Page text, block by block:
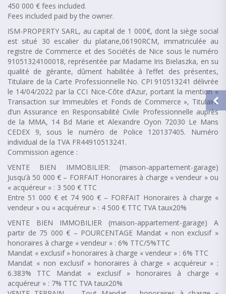
450 000 € fees included.
Fees included paid by the owner.
ISM-PROPERTY SARL, au capital de 1 000€, dont la siège social
est situé 30 escalier du platane,06190RCM, immatriculée au
registre de Commerce et des Sociétés de Nice sous le numéro
91051324100018, représentée par Madame Iris Bielaszka, en su
qualité de gérante, dûment habilitée à l’effet des présentes,
Titulaire de la Carte Professionnelle No. CPI 910513241 délivrée
le 14/04/2022 par la CCI Nice-Côte d’Azur, portant la mention «
Transaction sur Immeubles et Fonds de Commerce », Titulaire
d’un Assurance en Responsabilité Civile Professionnelle auprès
de la MMA, 14 Bd Marie et Alexandre Oyon 72030 Le Mans
CEDEX 9, sous le numéro de Police 120137405. Numéro
individual de la TVA FR44910513241.
Commission agence :
VENTE BIEN IMMOBILIER: (maison-appartement-garage)
Jusqu’à 50 000 € – FORFAIT Honoraires à charge « vendeur » ou
« acquéreur » : 3 500 € TTC
Entre 51 000 € et 74 900 € – FORFAIT Honoraires à charge «
vendeur » ou « acquéreur » : 4 500 € TTC TVA taux20%
VENTE BIEN IMMOBILIER (maison-appartement-garage) A
partir de 75 000 € – POURCENTAGE Mandat « non exclusif »
honoraires à charge « vendeur » : 6% TTC/5%TTC
Mandat « exclusif » honoraires à charge « vendeur » : 6% TTC
Mandat « non exclusif » honoraires à charge « acquéreur » :
6.383% TTC Mandat « exclusif » honoraires à charge «
acquéreur » : 7% TTC TVA taux20%